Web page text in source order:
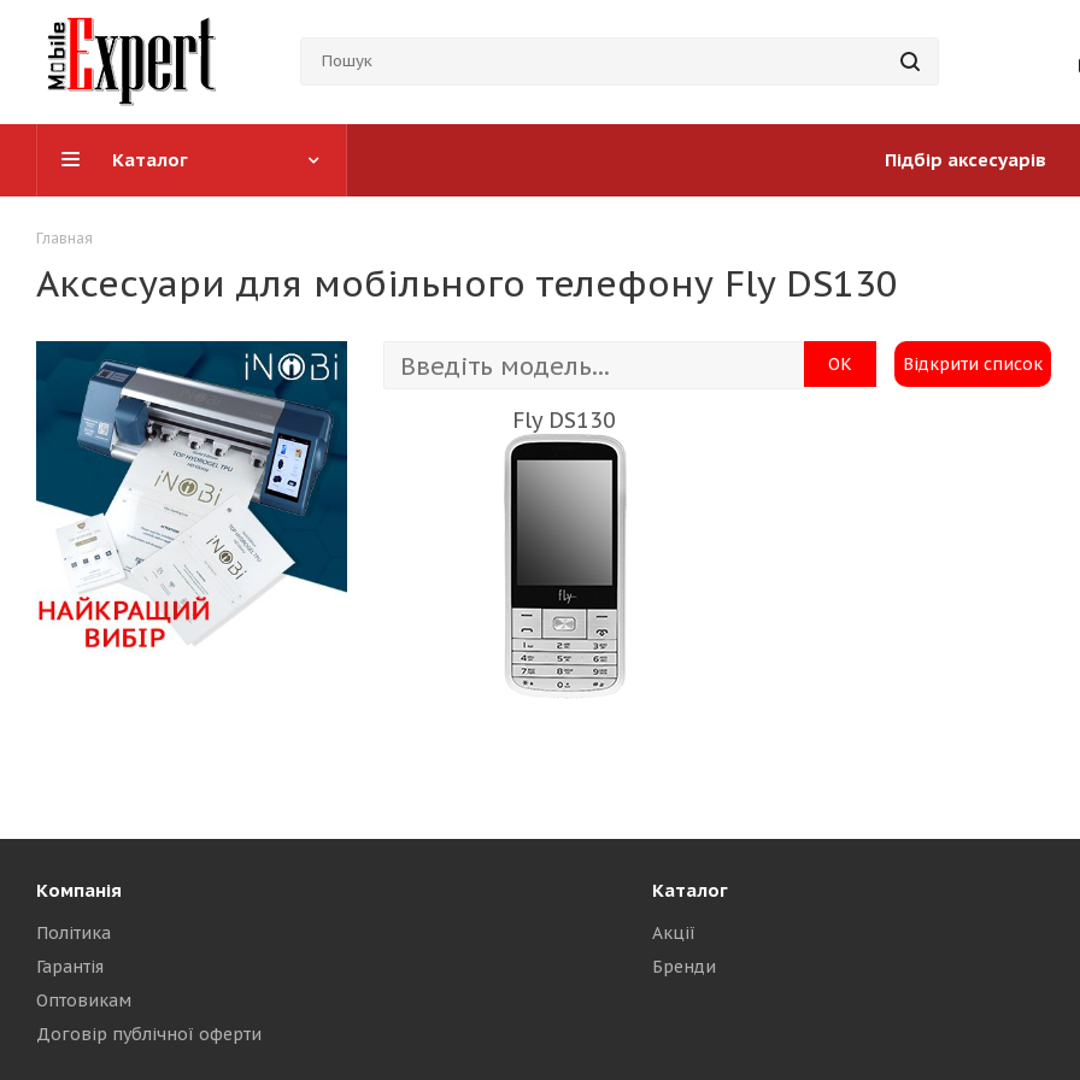
Каталог Підбір аксесуарів
Главная
Аксесуари для мобільного телефону Fly DS130
ОК Відкрити список
Fly DS130
Компанія
Політика
Гарантія
Оптовикам
Договір публічної оферти
Каталог
Акції
Бренди